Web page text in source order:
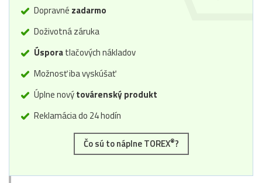
Dopravné zadarmo
Doživotná záruka
Úsporatlačových nákladov
Možnosť iba vyskúšať
Úplne novýtovárenský produkt
Reklamácia do 24 hodín
Čo sú to náplne TOREX®?